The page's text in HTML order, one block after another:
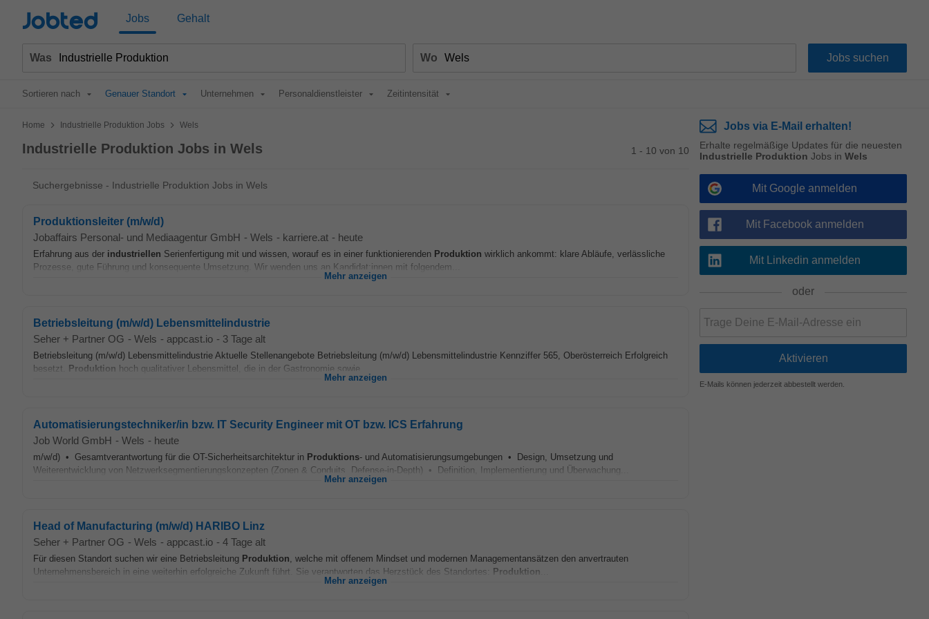
Jobted Jobs Gehalt
Was Wo
Sortieren nach Genauer Standort Unternehmen Personaldienstleister Zeitintensität
Home > Industrielle Produktion Jobs > Wels
Industrielle Produktion Jobs in Wels 1 - 10 von 10
Suchergebnisse - Industrielle Produktion Jobs in Wels
Produktionsleiter (m/w/d)
Jobaffairs Personal- und Mediaagentur GmbH - Wels - karriere.at - heute
Erfahrung aus der industriellen Serienfertigung mit und wissen, worauf es in einer funktionierenden Produktion wirklich ankommt: klare Abläufe, verlässliche
Prozesse, gute Führung und konsequente Umsetzung. Wir wenden uns an Kandidat:innen mit folgendem...
Mehr anzeigen
Betriebsleitung (m/w/d) Lebensmittelindustrie
Seher + Partner OG - Wels - appcast.io - 3 Tage alt
Betriebsleitung (m/w/d) Lebensmittelindustrie Aktuelle Stellenangebote Betriebsleitung (m/w/d) Lebensmittelindustrie Kennziffer 565, Oberösterreich Erfolgreich
besetzt. Produktion hoch qualitativer Lebensmittel, die in der Gastronomie sowie...
Mehr anzeigen
Automatisierungstechniker/in bzw. IT Security Engineer mit OT bzw. ICS Erfahrung
Job World GmbH - Wels - heute
m/w/d) • Gesamtverantwortung für die OT-Sicherheitsarchitektur in Produktions- und Automatisierungsumgebungen • Design, Umsetzung und
Weiterentwicklung von Netzwerksegmentierungskonzepten (Zonen & Conduits, Defense-in-Depth) • Definition, Implementierung und Überwachung...
Mehr anzeigen
Head of Manufacturing (m/w/d) HARIBO Linz
Seher + Partner OG - Wels - appcast.io - 4 Tage alt
Für diesen Standort suchen wir eine Betriebsleitung Produktion, welche mit offenem Mindset und modernen Managementansätzen den anvertrauten
Unternehmensbereich in eine weiterhin erfolgreiche Zukunft führt. Sie verantworten das Herzstück des Standortes: Produktion
Mehr anzeigen
Jobs via E-Mail erhalten!
Erhalte regelmäßige Updates für die neuesten
Industrielle Produktion Jobs in Wels
Mit Google anmelden
Mit Facebook anmelden
Mit Linkedin anmelden
oder
E-Mails können jederzeit abbestellt werden.